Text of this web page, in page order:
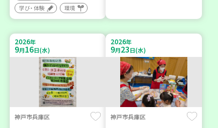
学び・体験
環境
2026年
9月16日(水)
神戸市兵庫区
2026年
9月23日(水)
神戸市兵庫区